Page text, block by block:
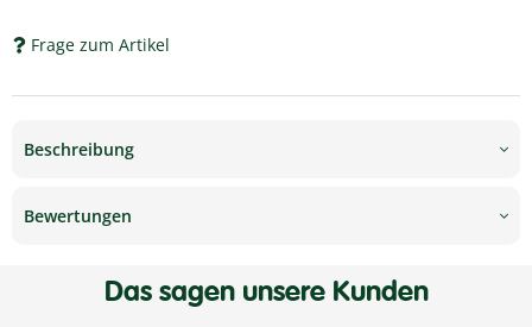
Frage zum Artikel
Beschreibung
Bewertungen
Das sagen unsere Kunden